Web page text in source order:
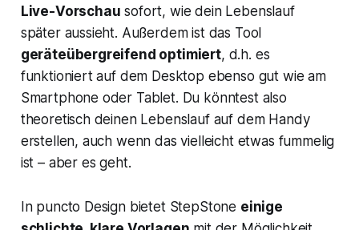
Live-Vorschau sofort, wie dein Lebenslauf
später aussieht. Außerdem ist das Tool
geräteübergreifend optimiert, d.h. es
funktioniert auf dem Desktop ebenso gut wie am
Smartphone oder Tablet. Du könntest also
theoretisch deinen Lebenslauf auf dem Handy
erstellen, auch wenn das vielleicht etwas fummelig
ist – aber es geht.
In puncto Design bietet StepStone einige